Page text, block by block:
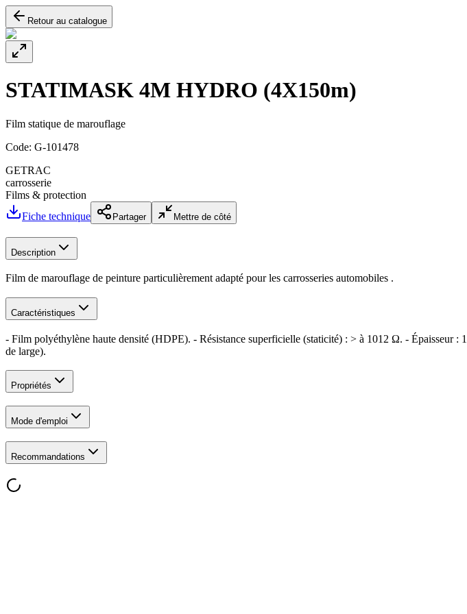
Retour au catalogue
STATIMASK 4M HYDRO (4X150m)
Film statique de marouflage
Code: G-101478
GETRAC
carrosserie
Films & protection
Fiche technique
Partager Mettre de côté
Description
Film de marouflage de peinture particulièrement adapté pour les carrosseries automobiles .
Caractéristiques
- Film polyéthylène haute densité (HDPE). - Résistance superficielle (staticité) : > à 1012 Ω. - Épaisseur
de large).
Propriétés
Mode d'emploi
Recommandations